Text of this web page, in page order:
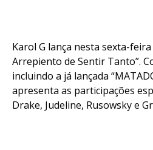
Karol G lança nesta sexta-
Arrepiento de Sentir Tanto”.
incluindo a já lançada
apresenta as participações
Drake, Judeline, Rusowsky e